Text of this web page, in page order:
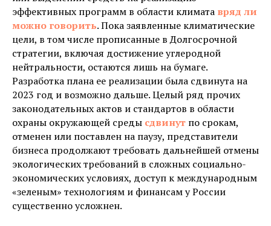
эффективных программ в области климата вряд ли
можно говорить. Пока заявленные климатические
цели, в том числе прописанные в Долгосрочной
стратегии, включая достижение углеродной
нейтральности, остаются лишь на бумаге.
Разработка плана ее реализации была сдвинута на
2023 год и возможно дальше. Целый ряд прочих
законодательных актов и стандартов в области
охраны окружающей среды сдвинут по срокам,
отменен или поставлен на паузу, представители
бизнеса продолжают требовать дальнейшей отмены
экологических требований в сложных социально-
экономических условиях, доступ к международным
«зеленым» технологиям и финансам у России
существенно усложнен.